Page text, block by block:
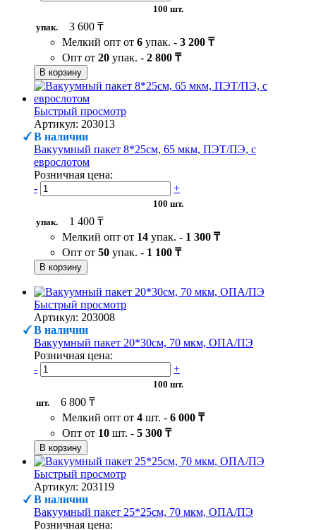
100 шт.
упак.
3 600 ₸
Мелкий опт от 6 упак. - 3 200 ₸
Опт от 20 упак. - 2 800 ₸
В корзину
Быстрый просмотр
Артикул: 203013
В наличии
Вакуумный пакет 8*25см, 65 мкм, ПЭТ/ПЭ, с
еврослотом
Розничная цена:
-
+
100 шт.
упак.
1 400 ₸
Мелкий опт от 14 упак. - 1 300 ₸
Опт от 50 упак. - 1 100 ₸
В корзину
Быстрый просмотр
Артикул: 203008
В наличии
Вакуумный пакет 20*30см, 70 мкм, ОПА/ПЭ
Розничная цена:
-
+
100 шт.
шт.
6 800 ₸
Мелкий опт от 4 шт. - 6 000 ₸
Опт от 10 шт. - 5 300 ₸
В корзину
Быстрый просмотр
Артикул: 203119
В наличии
Вакуумный пакет 25*25см, 70 мкм, ОПА/ПЭ
Розничная цена: